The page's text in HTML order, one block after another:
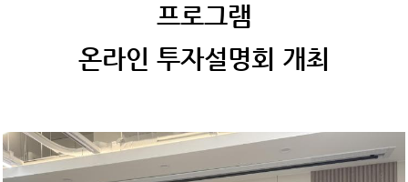
프로그램
온라인 투자설명회 개최